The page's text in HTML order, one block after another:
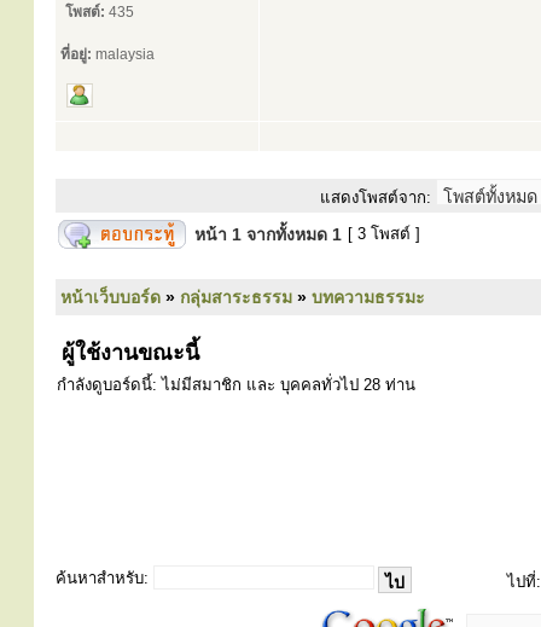
โพสต์: 435
ที่อยู่: malaysia
แสดงโพสต์จาก:
หน้า 1 จากทั้งหมด 1 [ 3 โพสต์ ]
หน้าเว็บบอร์ด » กลุ่มสาระธรรม » บทความธรรมะ
ผู้ใช้งานขณะนี้
กำลังดูบอร์ดนี้: ไม่มีสมาชิก และ บุคคลทั่วไป 28 ท่าน
ค้นหาสำหรับ: ไปที่: